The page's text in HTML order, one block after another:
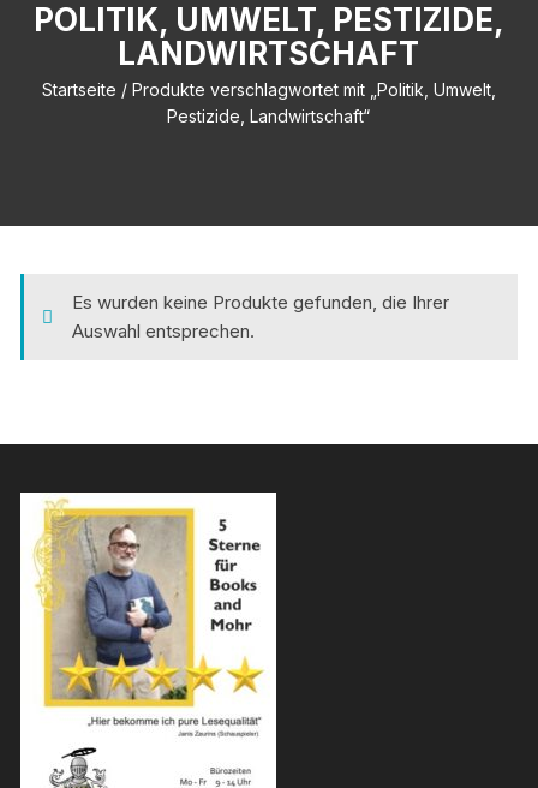
POLITIK, UMWELT, PESTIZIDE,
LANDWIRTSCHAFT
Startseite / Produkte verschlagwortet mit „Politik, Umwelt,
Pestizide, Landwirtschaft“
Es wurden keine Produkte gefunden, die Ihrer
Auswahl entsprechen.